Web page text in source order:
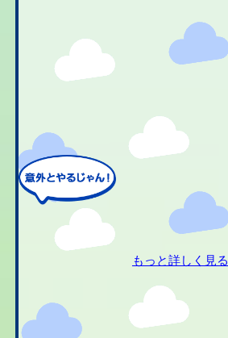
もっと詳しく見る